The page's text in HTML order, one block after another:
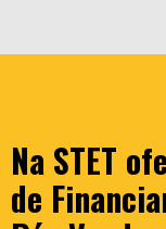
Na STET
de